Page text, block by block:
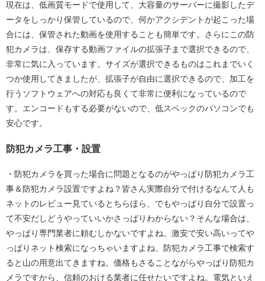
現在は、低画質モードで使用して、大容量のサーバーに撮影したデ
ータをしっかり保管しているので、何かアクシデントが起こった場
合には、保管された動画を使用することも簡単です。さらにこの防
犯カメラは、保存する動画ファイルの拡張子まで選択できるので、
非常に気に入っています。サイズが選択できるものはこれまでいく
つか使用してきましたが、拡張子が自由に選択できるので、加工を
行うソフトウェアへの対応も良くて非常に便利になっているので
す。エンコードもする必要がないので、低スペックのパソコンでも
安心です。
防犯カメラ工事・設置
・防犯カメラを買った場合に問題となるのがやっぱり防犯カメラ工
事＆防犯カメラ設置ですよね？皆さん実際自分で付けるなんて人も
ネットのレビュー見ているとちらほら、でもやっぱり自分で設置っ
て不安だしどうやっていいかさっぱりわからない？そんな場合は、
やっぱり専門業者に頼むしかないですよね。激安で安い高いってや
っぱりネット検索になっちゃいますよね、防犯カメラ工事で検索す
ると山の用意出てきますね。価格もさることながらやっぱり防犯カ
メラですから、信頼のおける業者に任せたいですよね。電気といえ